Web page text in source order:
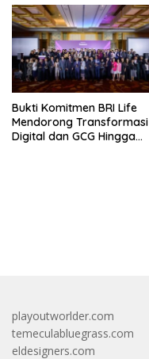
Bukti Komitmen BRI Life
Mendorong Transformasi
Digital dan GCG Hingga
playoutworlder.com
temeculabluegrass.com
eldesigners.com